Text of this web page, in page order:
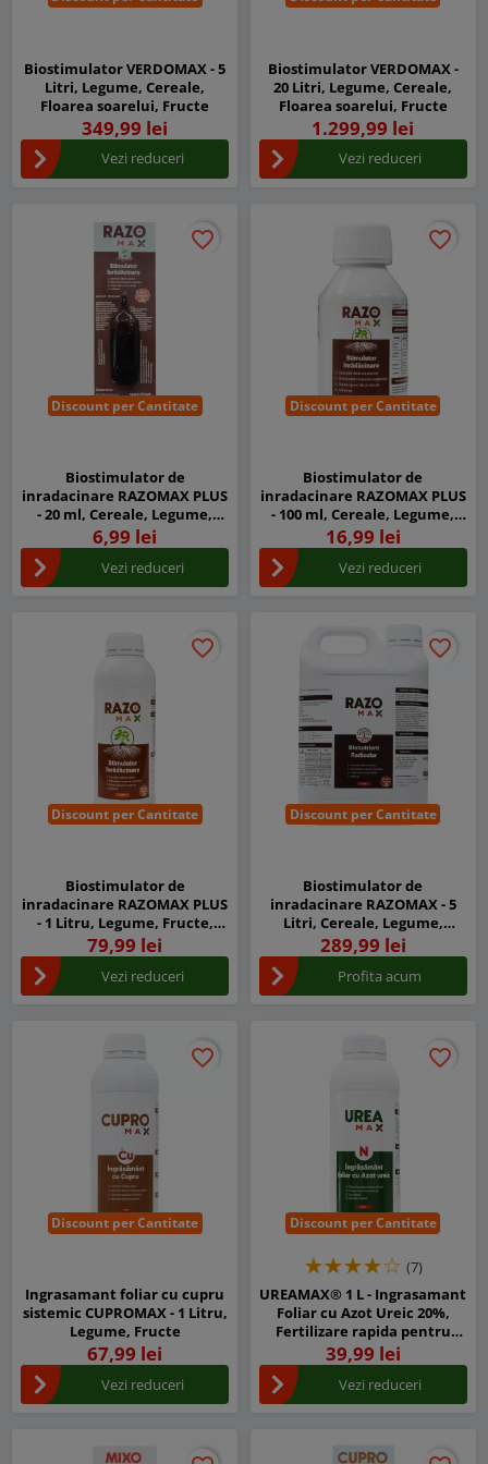
Biostimulator VERDOMAX - 5
Litri, Legume, Cereale,
Floarea soarelui, Fructe
349,99 lei
Vezi reduceri
Biostimulator VERDOMAX -
20 Litri, Legume, Cereale,
Floarea soarelui, Fructe
1.299,99 lei
Vezi reduceri
Discount per Cantitate
favorite_border
favorite_border
Biostimulator de
inradacinare RAZOMAX PLUS
- 20 ml, Cereale, Legume,
Fructe
6,99 lei
Vezi reduceri
Discount per Cantitate
favorite_border
favorite_border
Biostimulator de
inradacinare RAZOMAX PLUS
- 100 ml, Cereale, Legume,
Fructe
16,99 lei
Vezi reduceri
Discount per Cantitate
favorite_border
favorite_border
Biostimulator de
inradacinare RAZOMAX PLUS
- 1 Litru, Legume, Fructe,
Cereale, Porumb, Dezvolta
sistemul radicular
79,99 lei
Vezi reduceri
Discount per Cantitate
favorite_border
favorite_border
Biostimulator de
inradacinare RAZOMAX - 5
Litri, Cereale, Legume,
Fructe
289,99 lei
Profita acum
Discount per Cantitate
favorite_border
favorite_border
Ingrasamant foliar cu cupru
sistemic CUPROMAX - 1 Litru,
Legume, Fructe
67,99 lei
Vezi reduceri
Discount per Cantitate
favorite_border
favorite_border
(7)
UREAMAX® 1 L - Ingrasamant
Foliar cu Azot Ureic 20%,
Fertilizare rapida pentru
Legume, Porumb, Cereale,
Pomi si Vita de Vie
39,99 lei
Vezi reduceri